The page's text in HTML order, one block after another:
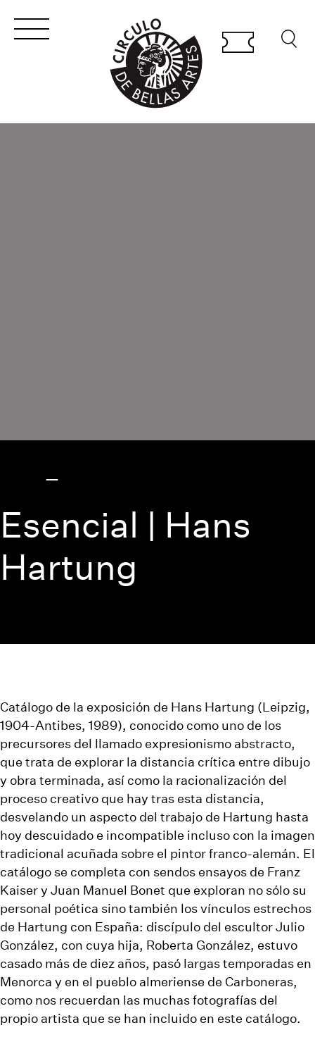
Esencial | Hans
Hartung
Catálogo de la exposición de Hans Hartung (Leipzig,
1904-Antibes, 1989), conocido como uno de los
precursores del llamado expresionismo abstracto,
que trata de explorar la distancia crítica entre dibujo
y obra terminada, así como la racionalización del
proceso creativo que hay tras esta distancia,
desvelando un aspecto del trabajo de Hartung hasta
hoy descuidado e incompatible incluso con la imagen
tradicional acuñada sobre el pintor franco-alemán. El
catálogo se completa con sendos ensayos de Franz
Kaiser y Juan Manuel Bonet que exploran no sólo su
personal poética sino también los vínculos estrechos
de Hartung con España: discípulo del escultor Julio
González, con cuya hija, Roberta González, estuvo
casado más de diez años, pasó largas temporadas en
Menorca y en el pueblo almeriense de Carboneras,
como nos recuerdan las muchas fotografías del
propio artista que se han incluido en este catálogo.